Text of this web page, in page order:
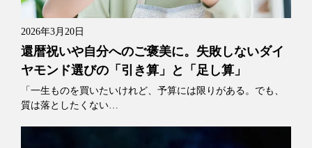
2026年3月20日
還暦祝いや自分へのご褒美に。失敗しないダイ
ヤモンド選びの「引き算」と「足し算」
「一生ものを買いたいけれど、予算には限りがある。でも、
質は落としたくない…